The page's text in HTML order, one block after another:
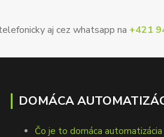
aj cez whatsapp na +421
DOMÁCA
Čo je to domáca automatizácia